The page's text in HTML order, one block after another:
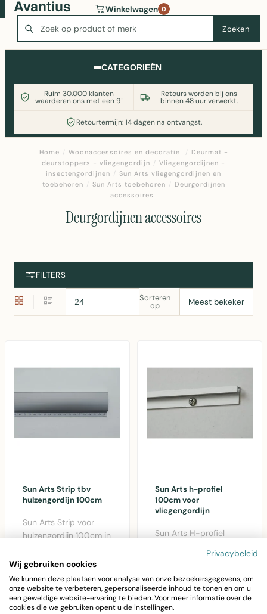
Zoeken
Winkelwagen 0
CATEGORIEËN
Ruim 30.000 klanten
waarderen ons met een 9!
Retours worden bij ons
binnen 48 uur verwerkt.
Retourtermijn: 14 dagen na ontvangst.
Wasmachine of koelkast nodig? Vergelijk alle prijzen op
Witgoedaanbod.nl
Home / Woonaccessoires en decoratie / Deurmat -
deurstoppers - vliegengordijn / Vliegengordijnen -
insectengordijnen / Sun Arts vliegengordijnen en
toebehoren / Sun Arts toebehoren / Deurgordijnen
accessoires
Deurgordijnen accessoires
FILTERS
Sorteren
op
Sun Arts Strip tbv
hulzengordijn 100cm
Sun Arts Strip voor
hulzengordijn 100cm in
vervangingsonderde..
Sun Arts h-profiel
100cm voor
vliegengordijn
Sun Arts H-profiel
bevestigingsrail voor
Privacybeleid
Wij gebruiken cookies
We kunnen deze plaatsen voor analyse van onze bezoekersgegevens, om
onze website te verbeteren, gepersonaliseerde inhoud te tonen en om u
een geweldige website-ervaring te bieden. Voor meer informatie over de
cookies die we gebruiken opent u de instellingen.